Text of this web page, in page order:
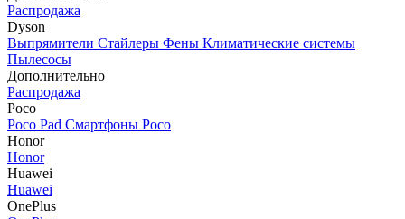
Распродажа
Dyson
Выпрямители Стайлеры Фены Климатические системы
Пылесосы
Дополнительно
Распродажа
Poco
Poco Pad Смартфоны Poco
Honor
Honor
Huawei
Huawei
OnePlus